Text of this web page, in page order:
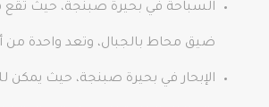
السباحة في بحيرة صبنجة، حيث تقع
ضيق محاط بالجبال، وتعد واحدة من
الإبحار في بحيرة صبنجة، حيث يمكن